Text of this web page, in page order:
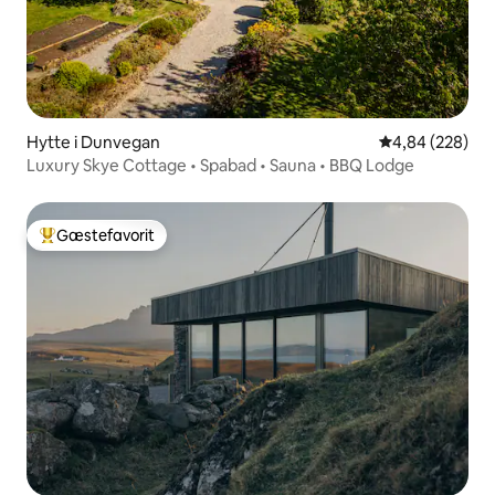
Hytte i Dunvegan 4,84 ud af 5 i
4,84 (228)
Luxury Skye Cottage • Spabad • Sauna • BBQ Lodge
Bedste gæstefavorit
Gæstefavorit